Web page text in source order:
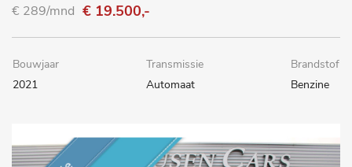
€ 289/mnd € 19.500,-
Bouwjaar
2021
Transmissie
Automaat
Brandstof
Benzine